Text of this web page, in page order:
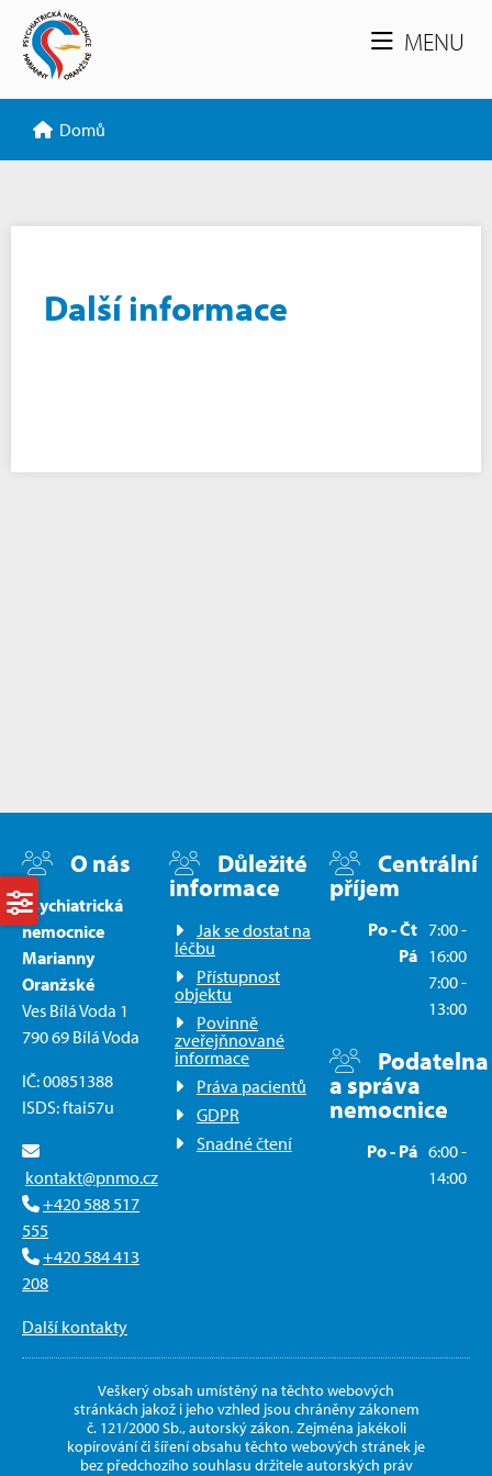
MENU
Domů
Další informace
O nás
Psychiatrická
nemocnice
Marianny
Oranžské
Ves Bílá Voda 1
790 69 Bílá Voda
IČ: 00851388
ISDS: ftai57u
kontakt@pnmo.cz
+420 588 517
555
+420 584 413
208
Další kontakty
Důležité
informace
Jak se dostat na
léčbu
Přístupnost
objektu
Povinně
zveřejňnované
informace
Práva pacientů
GDPR
Snadné čtení
Centrální
příjem
Po - Čt
Pá
7:00 -
16:00
7:00 -
13:00
Podatelna
a správa
nemocnice
Po - Pá 6:00 -
14:00
Veškerý obsah umístěný na těchto webových
stránkách jakož i jeho vzhled jsou chráněny zákonem
č. 121/2000 Sb., autorský zákon. Zejména jakékoli
kopírování či šíření obsahu těchto webových stránek je
bez předchozího souhlasu držitele autorských práv